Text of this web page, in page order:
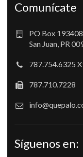
Comunícate
PO Box 193408
San Juan, PR
787.754.6325
787.710.7228
Síguenos en: